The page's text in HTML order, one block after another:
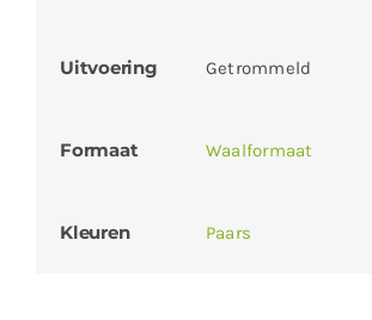
Uitvoering Getrommeld
Formaat Waalformaat
Kleuren Paars